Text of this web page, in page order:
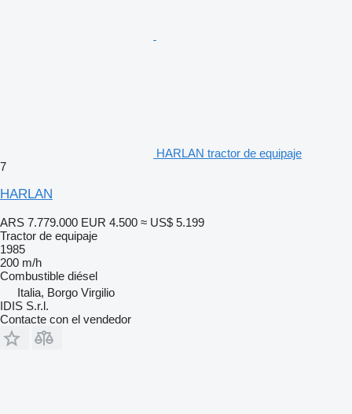
HARLAN tractor de equipaje
7
HARLAN
ARS 7.779.000 EUR 4.500 ≈ US$ 5.199
Tractor de equipaje
1985
200 m/h
Combustible diésel
Italia, Borgo Virgilio
IDIS S.r.l.
Contacte con el vendedor